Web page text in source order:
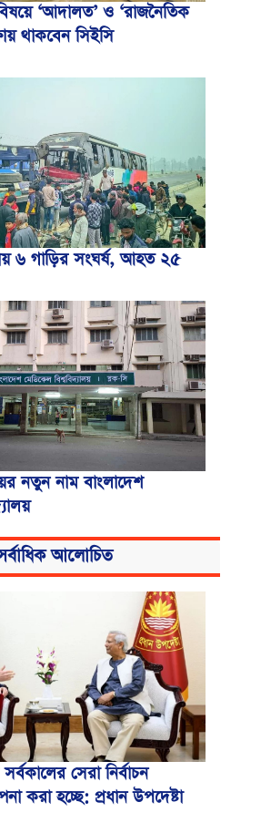
‘আদালত’ ও ‘রাজনৈতিক
থাকবেন সিইসি
৬ গাড়ির সংঘর্ষ, আহত ২৫
নতুন নাম বাংলাদেশ
আলোচিত
সেরা নির্বাচন
করা হচ্ছে: প্রধান উপদেষ্টা